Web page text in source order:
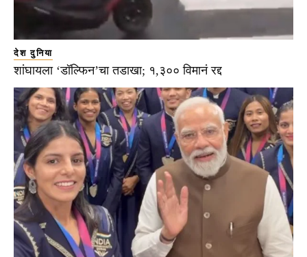
देश दुनिया
शांघायला ‘डॉल्फिन’चा तडाखा; १,३०० विमानं रद्द